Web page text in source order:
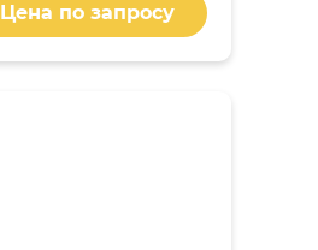
Цена по запросу